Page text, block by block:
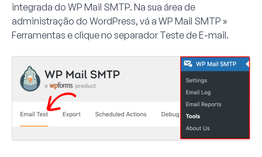
integrada do WP Mail SMTP. Na sua área de
administração do WordPress, vá a WP Mail SMTP »
Ferramentas e clique no separador Teste de E-mail.